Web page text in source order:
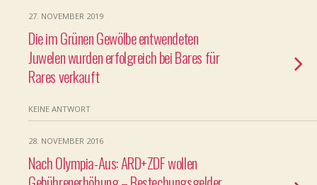
27. NOVEMBER 2019
Die im Grünen Gewölbe entwendeten
Juwelen wurden erfolgreich bei Bares für
Rares verkauft
KEINE ANTWORT
28. NOVEMBER 2016
Nach Olympia-Aus: ARD+ZDF wollen